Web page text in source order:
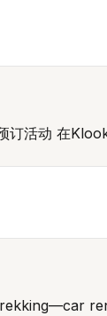
订活动 在